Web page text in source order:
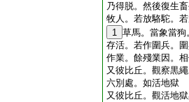
乃得脱。然後復生
牧人。若放駱駝。
1 草馬。當象當
存活。若作圍兵。
作業。餘殘業因。
又彼比丘。觀察黒
六別處。如活地獄
又彼比丘。觀活地